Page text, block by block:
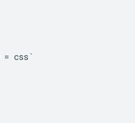
= css `